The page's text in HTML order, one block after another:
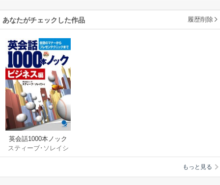
あなたがチェックした作品 履歴削除
英会話1000本ノック
（ビジネス編）
スティーブ･ソレイシ
ィ
もっと見る